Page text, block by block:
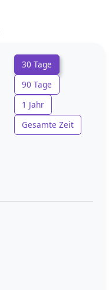
30 Tage
90 Tage
1 Jahr
Gesamte Zeit